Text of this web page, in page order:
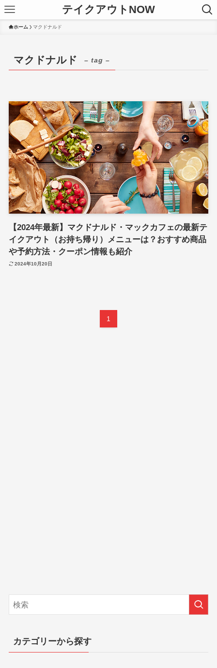
テイクアウトNOW
ホーム マクドナルド
マクドナルド – tag –
【2024年最新】マクドナルド・マックカフェの最新テ
イクアウト（お持ち帰り）メニューは？おすすめ商品
や予約方法・クーポン情報も紹介
2024年10月20日
1
カテゴリーから探す